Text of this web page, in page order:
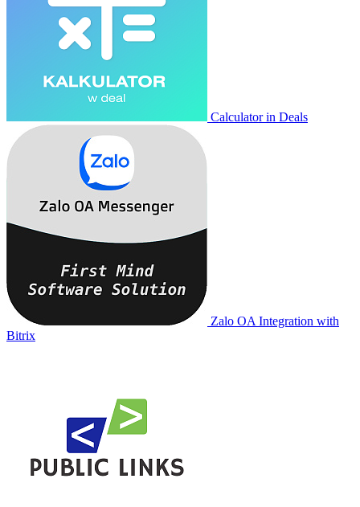
Calculator in Deals
Zalo OA Integration with
Bitrix